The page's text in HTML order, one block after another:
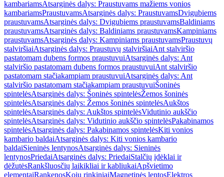
kambariamsAtsarginės dalys: Praustuvams mažiems vonios
kambariamsPraustuvamsAtsarginės dalys: PraustuvamsDvigubiems
praustuvamsAtsarginės dalys: Dvigubiems praustuvamsBaldiniams
praustuvamsAtsarginės dalys: Baldiniams praustuvamsKampiniams
praustuvamsAtsarginės dalys: Kampiniams praustuvamsPraustuvų
stalviršiaiAtsarginės dalys: Praustuvų stalviršiaiAnt stalviršio
pastatomam dubens formos praustuvuiAtsarginės dalys: Ant
stalviršio pastatomam dubens formos praustuvuiAnt stalviršio
pastatomam stačiakampiam praustuvuiAtsarginės dalys: Ant
stalviršio pastatomam stačiakampiam praustuvuiŠoninės
spintelėsAtsarginės dalys: Šoninės spintelėsŽemos šoninės
spintelėsAtsarginės dalys: Žemos šoninės spintelėsAukštos
spintelėsAtsarginės dalys: Aukštos spintelėsVidutinio aukščio
spintelėsAtsarginės dalys: Vidutinio aukščio spintelėsPakabinamos
spintelėsAtsarginės dalys: Pakabinamos spintelėsKiti vonios
kambario baldaiAtsarginės dalys: Kiti vonios kambario
baldaiSieninės lentynosAtsarginės dalys: Sieninės
lentynosPriedaiAtsarginės dalys: PriedaiStalčių įdėklai ir
dėžutėsRankšluosčių laikikliai ir kabliukaiApšvietimo
elementaiRankenosKojų rinkiniaiMagnetinės lentosElektros